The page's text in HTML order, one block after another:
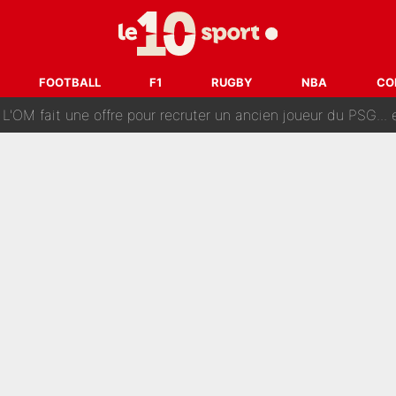
FOOTBALL F1 RUGBY NBA
annonce un premier problème pour Zinedine Zidane en
et va entrer dans une nouvelle dimension :
fait une offre pour recruter un ancien joueur du